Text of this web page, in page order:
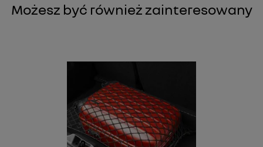
Możesz być również zainteresowany